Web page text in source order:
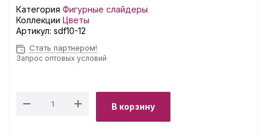
Категория Фигурные слайдеры
Коллекции Цветы
Артикул: sdf10-12
Стать партнером!
Запрос оптовых условий
В корзину